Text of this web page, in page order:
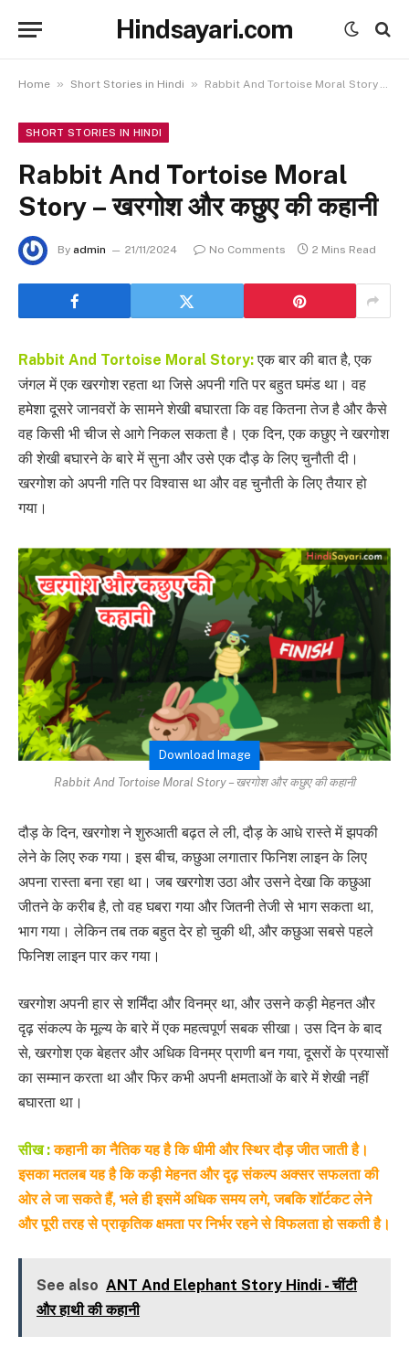
Hindsayari.com
Home » Short Stories in Hindi » Rabbit And Tortoise Moral Story – खरगोश और कछुए की कहानी
SHORT STORIES IN HINDI
Rabbit And Tortoise Moral
Story – खरगोश और कछुए की कहानी
By admin 21/11/2024 No Comments 2 Mins Read
Rabbit And Tortoise Moral Story: एक बार की बात है, एक
जंगल में एक खरगोश रहता था जिसे अपनी गति पर बहुत घमंड था। वह
हमेशा दूसरे जानवरों के सामने शेखी बघारता कि वह कितना तेज है और कैसे
वह किसी भी चीज से आगे निकल सकता है। एक दिन, एक कछुए ने खरगोश
की शेखी बघारने के बारे में सुना और उसे एक दौड़ के लिए चुनौती दी।
खरगोश को अपनी गति पर विश्वास था और वह चुनौती के लिए तैयार हो
गया।
Download Image
Rabbit And Tortoise Moral Story – खरगोश और कछुए की कहानी
दौड़ के दिन, खरगोश ने शुरुआती बढ़त ले ली, दौड़ के आधे रास्ते में झपकी
लेने के लिए रुक गया। इस बीच, कछुआ लगातार फिनिश लाइन के लिए
अपना रास्ता बना रहा था। जब खरगोश उठा और उसने देखा कि कछुआ
जीतने के करीब है, तो वह घबरा गया और जितनी तेजी से भाग सकता था,
भाग गया। लेकिन तब तक बहुत देर हो चुकी थी, और कछुआ सबसे पहले
फिनिश लाइन पार कर गया।
खरगोश अपनी हार से शर्मिंदा और विनम्र था, और उसने कड़ी मेहनत और
दृढ़ संकल्प के मूल्य के बारे में एक महत्वपूर्ण सबक सीखा। उस दिन के बाद
से, खरगोश एक बेहतर और अधिक विनम्र प्राणी बन गया, दूसरों के प्रयासों
का सम्मान करता था और फिर कभी अपनी क्षमताओं के बारे में शेखी नहीं
बघारता था।
सीख :कहानी का नैतिक यह है कि धीमी और स्थिर दौड़ जीत जाती है।
इसका मतलब यह है कि कड़ी मेहनत और दृढ़ संकल्प अक्सर सफलता की
ओर ले जा सकते हैं, भले ही इसमें अधिक समय लगे, जबकि शॉर्टकट लेने
और पूरी तरह से प्राकृतिक क्षमता पर निर्भर रहने से विफलता हो सकती है।
See also ANT And Elephant Story Hindi - चींटी
और हाथी की कहानी